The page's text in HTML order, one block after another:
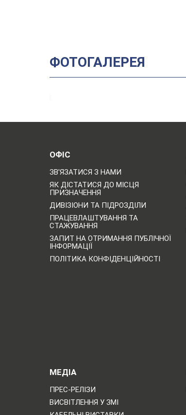
ФОТОГАЛЕРЕЯ
ОФІС
ЗВ'ЯЗАТИСЯ З НАМИ
ЯК ДІСТАТИСЯ ДО МІСЦЯ
ПРИЗНАЧЕННЯ
ДИВІЗІОНИ ТА ПІДРОЗДІЛИ
ПРАЦЕВЛАШТУВАННЯ ТА
СТАЖУВАННЯ
ЗАПИТ НА ОТРИМАННЯ ПУБЛІЧНОЇ
ІНФОРМАЦІЇ
ПОЛІТИКА КОНФІДЕНЦІЙНОСТІ
МЕДІА
ПРЕС-РЕЛІЗИ
ВИСВІТЛЕННЯ У ЗМІ